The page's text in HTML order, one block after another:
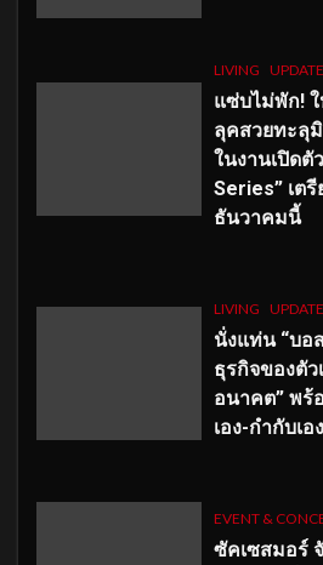
LIVING UPDATE
แซ่บไม่พัก!
ลุคสวยทะลุ
ในงานเปิดตั
Series” เต
ธันวาคมนี้
LIVING UPDATE
นั่งแท่น “บอ
ธุรกิจของตัว
อนาคต” พร้
เอง-กำกับเ
EVENT &
ซัคเซสมอร์